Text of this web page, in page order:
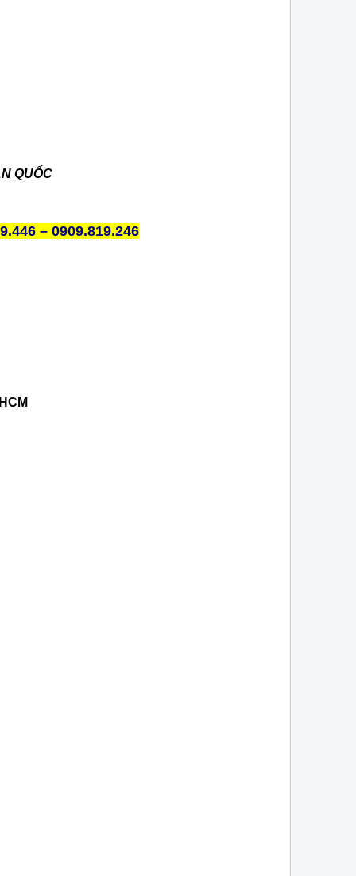
QUỐC
– 0909.819.246